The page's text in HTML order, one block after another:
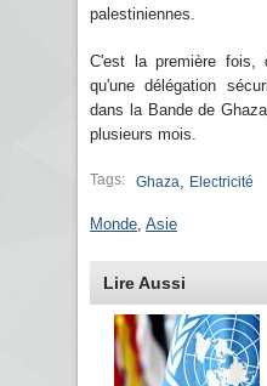
palestiniennes.
C'est la première fois,
qu'une délégation
dans la Bande de
plusieurs mois.
Tags: Ghaza Electricité
Monde Asie
Lire Aussi